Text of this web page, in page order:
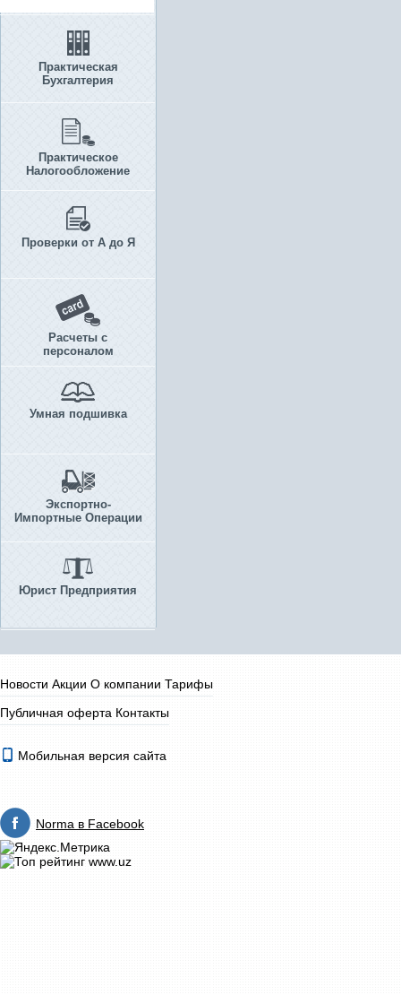
Практическая
Бухгалтерия
Практическое
Налогообложение
Проверки от А до Я
Расчеты с
персоналом
Умная подшивка
Экспортно-
Импортные Операции
Юрист Предприятия
Новости Акции О компании Тарифы
Публичная оферта Контакты
Мобильная версия сайта
Norma в Facebook